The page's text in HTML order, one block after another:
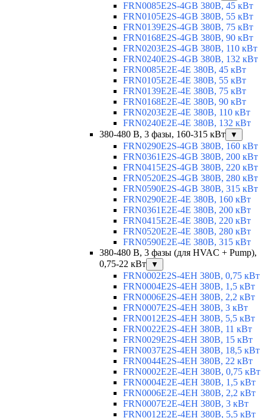
FRN0085E2S-4GB 380В, 45 кВт
FRN0105E2S-4GB 380В, 55 кВт
FRN0139E2S-4GB 380В, 75 кВт
FRN0168E2S-4GB 380В, 90 кВт
FRN0203E2S-4GB 380В, 110 кВт
FRN0240E2S-4GB 380В, 132 кВт
FRN0085E2E-4E 380В, 45 кВт
FRN0105E2E-4E 380В, 55 кВт
FRN0139E2E-4E 380В, 75 кВт
FRN0168E2E-4E 380В, 90 кВт
FRN0203E2E-4E 380В, 110 кВт
FRN0240E2E-4E 380В, 132 кВт
380-480 В, 3 фазы, 160-315 кВт
▼
FRN0290E2S-4GB 380В, 160 кВт
FRN0361E2S-4GB 380В, 200 кВт
FRN0415E2S-4GB 380В, 220 кВт
FRN0520E2S-4GB 380В, 280 кВт
FRN0590E2S-4GB 380В, 315 кВт
FRN0290E2E-4E 380В, 160 кВт
FRN0361E2E-4E 380В, 200 кВт
FRN0415E2E-4E 380В, 220 кВт
FRN0520E2E-4E 380В, 280 кВт
FRN0590E2E-4E 380В, 315 кВт
380-480 В, 3 фазы (для HVAC + Pump),
0,75-22 кВт
▼
FRN0002E2S-4EH 380В, 0,75 кВт
FRN0004E2S-4EH 380В, 1,5 кВт
FRN0006E2S-4EH 380В, 2,2 кВт
FRN0007E2S-4EH 380В, 3 кВт
FRN0012E2S-4EH 380В, 5,5 кВт
FRN0022E2S-4EH 380В, 11 кВт
FRN0029E2S-4EH 380В, 15 кВт
FRN0037E2S-4EH 380В, 18,5 кВт
FRN0044E2S-4EH 380В, 22 кВт
FRN0002E2E-4EH 380В, 0,75 кВт
FRN0004E2E-4EH 380В, 1,5 кВт
FRN0006E2E-4EH 380В, 2,2 кВт
FRN0007E2E-4EH 380В, 3 кВт
FRN0012E2E-4EH 380В, 5,5 кВт